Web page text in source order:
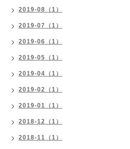
2019-08（1）
2019-07（1）
2019-06（1）
2019-05（1）
2019-04（1）
2019-02（1）
2019-01（1）
2018-12（1）
2018-11（1）